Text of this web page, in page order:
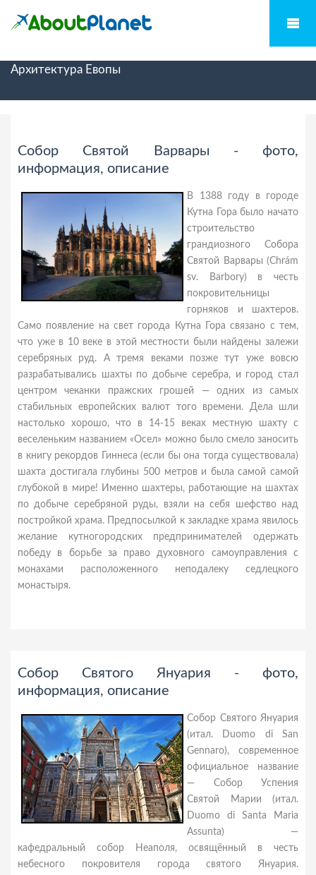
Архитектура Евопы
Собор Святой Варвары - фото,
информация, описание
В 1388 году в городе
Кутна Гора было начато
строительство
грандиозного Собора
Святой Варвары (Chrám
sv. Barbory) в честь
покровительницы
горняков и шахтеров.
Само появление на свет города Кутна Гора связано с тем,
что уже в 10 веке в этой местности были найдены залежи
серебряных руд. А тремя веками позже тут уже вовсю
разрабатывались шахты по добыче серебра, и город стал
центром чеканки пражских грошей — одних из самых
стабильных европейских валют того времени. Дела шли
настолько хорошо, что в 14-15 веках местную шахту с
веселеньким названием «Осел» можно было смело заносить
в книгу рекордов Гиннеса (если бы она тогда существовала)
шахта достигала глубины 500 метров и была самой самой
глубокой в мире! Именно шахтеры, работающие на шахтах
по добыче серебряной руды, взяли на себя шефство над
постройкой храма. Предпосылкой к закладке храма явилось
желание кутногородских предпринимателей одержать
победу в борьбе за право духовного самоуправления с
монахами расположенного неподалеку седлецкого
монастыря.
Собор Святого Януария - фото,
информация, описание
Собор Святого Януария
(итал. Duomo di San
Gennaro), современное
официальное название
— Собор Успения
Святой Марии (итал.
Duomo di Santa Maria
Assunta) —
кафедральный собор Неаполя, освящённый в честь
небесного покровителя города святого Януария.